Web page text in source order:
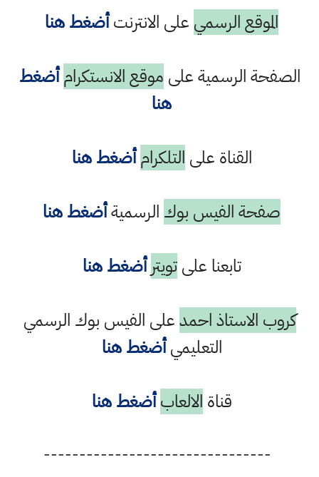
الموقع الرسمي على الانترنتأضغط هنا
الصفحة الرسمية على موقع الانستكرام أضغط
هنا
القناة على التلكرام أضغط هنا
صفحة الفيس بوك الرسميةأضغط هنا
تابعنا علىتويتر أضغط هنا
كروب الاستاذ احمدعلى الفيس بوك الرسمي
التعليميأضغط هنا
قناة الالعاب أضغط هنا
--------------------------------